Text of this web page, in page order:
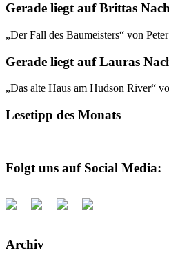
Gerade liegt auf Brittas
„Der Fall des Baumeisters“ von
Gerade liegt auf Lauras
„Das alte Haus am Hudson River“
Lesetipp des Monats
Folgt uns auf Social Media:
Archiv